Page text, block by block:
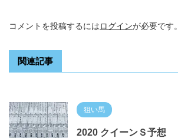
コメントを投稿するにはログインが必要です。
関連記事
狙い馬
2020 クイーンＳ予想